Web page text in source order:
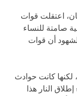
في 30 إبريل/نيسان، اعتقلت قوات
صامتة للنساء
أن قوات
كانت حوادث
النار هذا